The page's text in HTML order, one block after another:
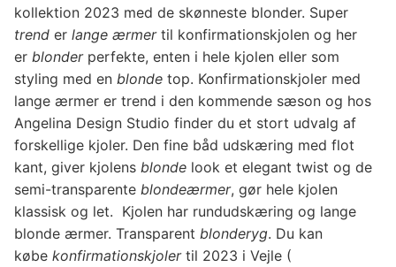
kollektion 2023 med de skønneste blonder. Super
trend er lange ærmertil konfirmationskjolen og her
er blonderperfekte, enten i hele kjolen eller som
styling med en blonde top. Konfirmationskjoler med
lange ærmer er trend i den kommende sæson og hos
Angelina Design Studio finder du et stort udvalg af
forskellige kjoler. Den fine båd udskæring med flot
kant, giver kjolens blonde look et elegant twist og de
semi-transparente blondeærmer, gør hele kjolen
klassisk og let. Kjolen har rundudskæring og lange
blonde ærmer. Transparent blonderyg. Du kan
købe konfirmationskjolertil 2023 i Vejle (